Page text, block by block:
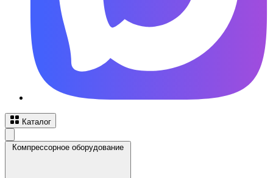
Каталог
Компрессорное оборудование